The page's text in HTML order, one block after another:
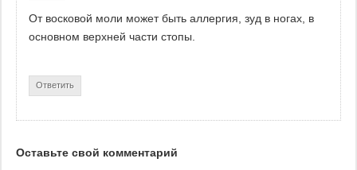
От восковой моли может быть аллергия, зуд в ногах, в
основном верхней части стопы.
Ответить
Оставьте свой комментарий